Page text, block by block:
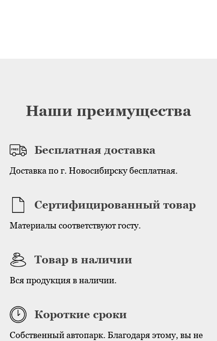
Наши преимущества
Бесплатная доставка
Доставка по г. Новосибирску бесплатная.
Сертифицированный товар
Материалы соответствуют госту.
Товар в наличии
Вся продукция в наличии.
Короткие сроки
Собственный автопарк. Благодаря этому, вы не